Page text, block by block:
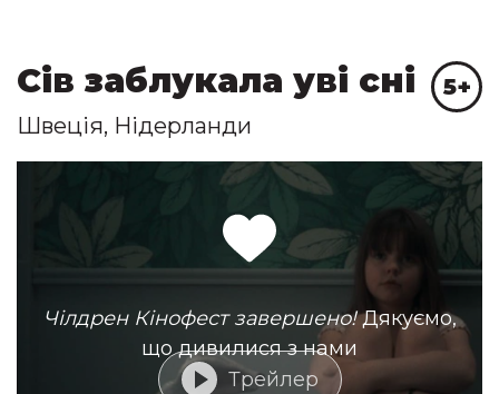
Сів заблукала уві сні
Швеція, Нідерланди
5+
Трейлер
Чілдрен Кінофест завершено!Дякуємо,
що дивилися з нами